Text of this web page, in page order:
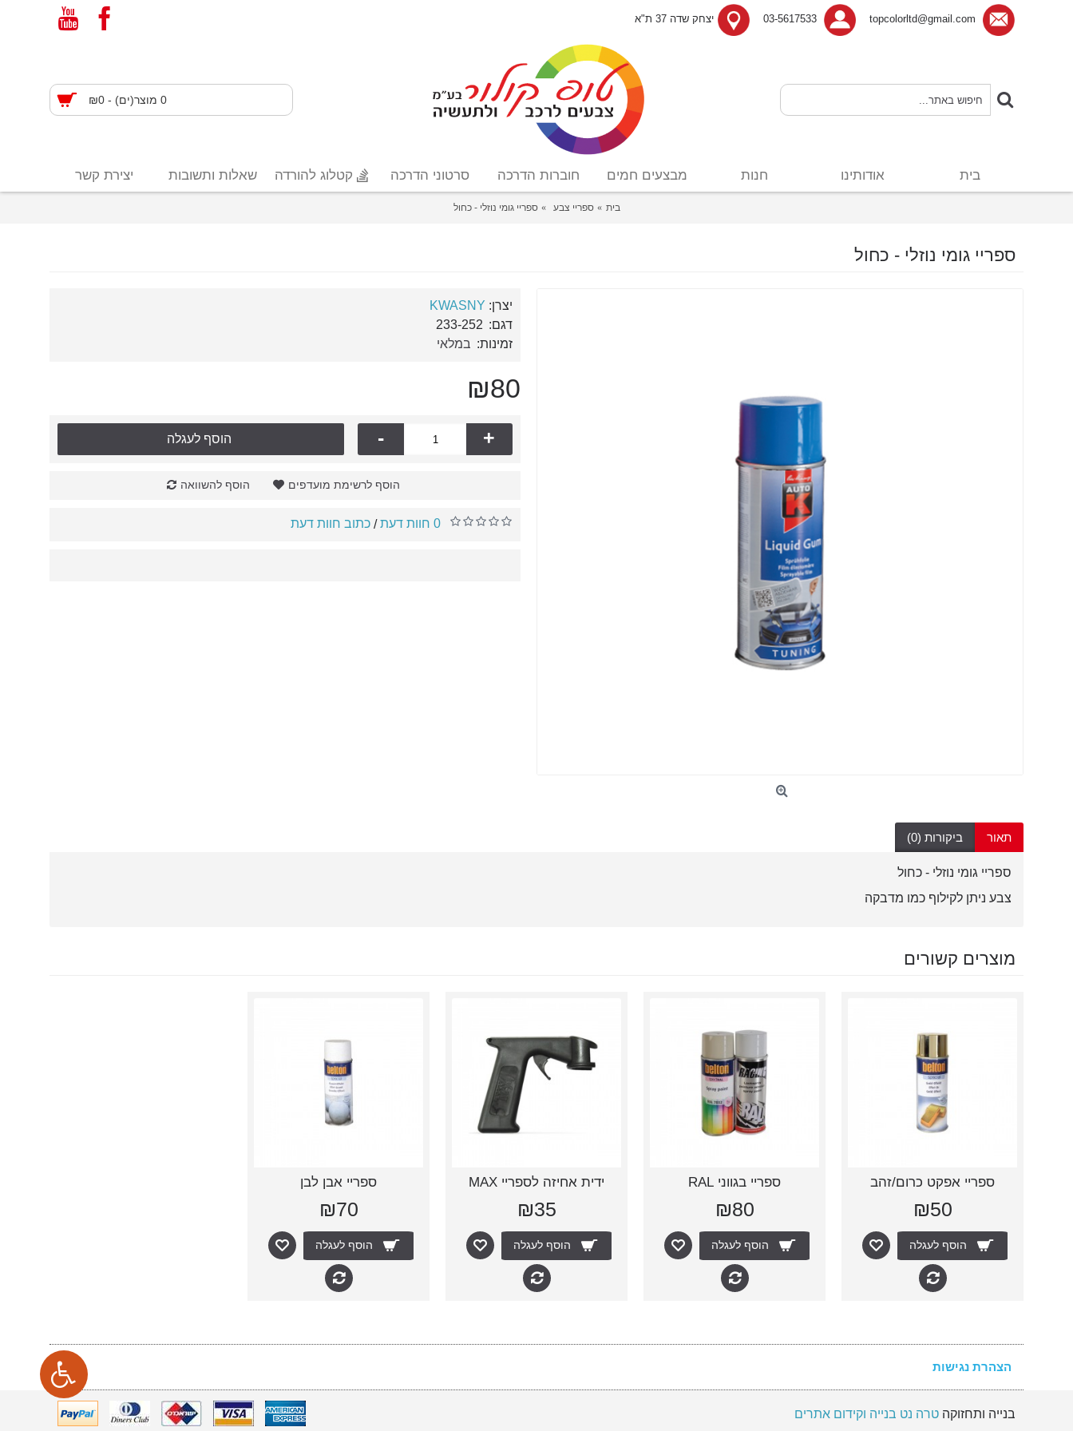
topcolorltd@gmail.com
03-5617533 יצחק שדה 37 ת"א
0 מוצר(ים) - ₪0
בית אודותינו חנות מבצעים חמים חוברות הדרכה סרטוני הדרכה קטלוג להורדה שאלות ותשובות יצירת קשר
בית ספריי צבע ספריי גומי נוזלי - כחול
ספריי גומי נוזלי - כחול
יצרן: KWASNY
דגם: 233-252
זמינות: במלאי
₪80
- + הוסף לעגלה
הוסף לרשימת מועדפים הוסף להשוואה
0 חוות דעת / כתוב חוות דעת
תאור ביקורות (0)
ספריי גומי נוזלי - כחול
צבע ניתן לקילוף כמו מדבקה
מוצרים קשורים
ספריי אפקט כרום/זהב
₪50
הוסף לעגלה
ספריי בגווני RAL
₪80
הוסף לעגלה
ידית אחיזה לספריי MAX
₪35
הוסף לעגלה
ספריי אבן לבן
₪70
הוסף לעגלה
הצהרת נגישות
בנייה ותחזוקה טרה נט בנייה וקידום אתרים